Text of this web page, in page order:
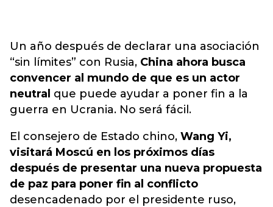
Un año después de declarar una asociación
“sin límites” con Rusia, China ahora busca
convencer al mundo de que es un actor
neutral que puede ayudar a poner fin a la
guerra en Ucrania. No será fácil.
El consejero de Estado chino, Wang Yi,
visitará Moscú en los próximos días
después de presentar una nueva propuesta
de paz para poner fin al conflicto
desencadenado por el presidente ruso,